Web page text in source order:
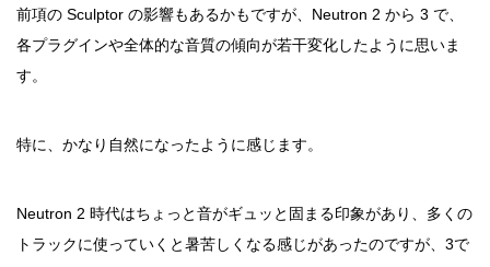
前項の Sculptor の影響もあるかもですが、Neutron 2 から 3 で、
各プラグインや全体的な音質の傾向が若干変化したように思いま
す。
特に、かなり自然になったように感じます。
Neutron 2 時代はちょっと音がギュッと固まる印象があり、多くの
トラックに使っていくと暑苦しくなる感じがあったのですが、3で